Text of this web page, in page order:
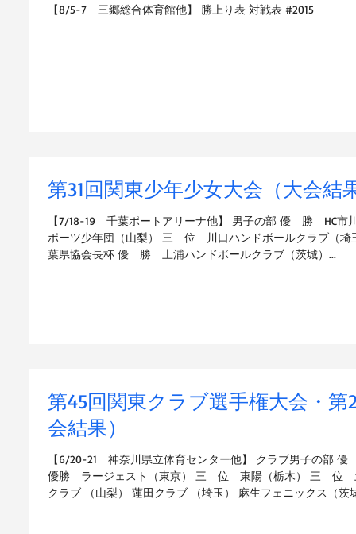
【8/5-7 三郷総合体育館他】 勝上り表 対戦表 #2015
第31回関東少年少女大会（大会結
【7/18-19 千葉ポートアリーナ他】 男子の部 優 勝 HC市
ポーツ少年団（山梨） 三 位 川口ハンドボールクラブ（
葉県協会長杯 優 勝 土浦ハンドボールクラブ（茨城）...
第45回関東クラブ選手権大会・
会結果）
【6/20-21 神奈川県立体育センター他】 クラブ男子の部
優勝 ラージェスト（東京） 三 位 東陽（栃木） 三 位 土
クラブ （山梨） 蓮田クラブ （埼玉） 麻生フェニックス（茨